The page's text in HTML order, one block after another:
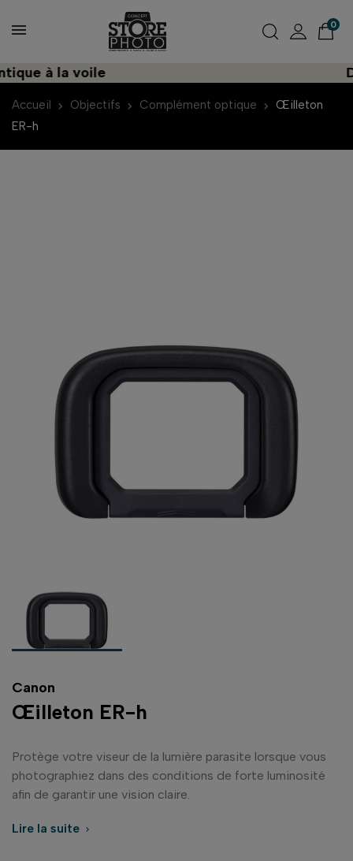
0
à la voile
Accueil Objectifs Complément optique
Œilleton
ER-h
Canon
Œilleton ER-h
Protège votre viseur de la lumière parasite lorsque vous
photographiez dans des conditions de forte luminosité
afin de garantir une vision claire.
Lire la suite 